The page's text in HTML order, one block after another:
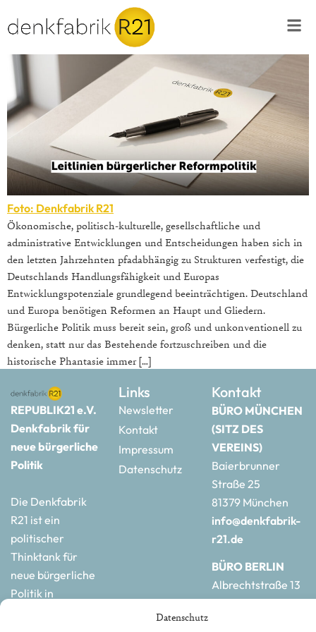
Datenschutz
Foto: Denkfabrik R21
Ökonomische, politisch-kulturelle, gesellschaftliche und
administrative Entwicklungen und Entscheidungen haben sich in
den letzten Jahrzehnten pfadabhängig zu Strukturen verfestigt, die
Deutschlands Handlungsfähigkeit und Europas
Entwicklungspotenziale grundlegend beeinträchtigen. Deutschland
und Europa benötigen Reformen an Haupt und Gliedern.
Bürgerliche Politik muss bereit sein, groß und unkonventionell zu
denken, statt nur das Bestehende fortzuschreiben und die
historische Phantasie immer […]
REPUBLIK21 e.V.
Denkfabrik für
neue bürgerliche
Politik
Die Denkfabrik
R21 ist ein
politischer
Thinktank für
neue bürgerliche
Politik in
Links
Newsletter
Kontakt
Impressum
Datenschutz
Kontakt
BÜRO MÜNCHEN
(SITZ DES
VEREINS)
Baierbrunner
Straße 25
81379 München
info@denkfabrik-
r21.de
BÜRO BERLIN
Albrechtstraße 13
10117 Berlin